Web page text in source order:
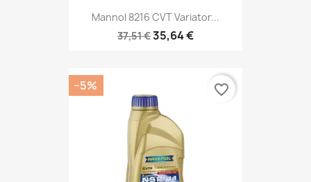
Mannol 8216 CVT Variator...
37,51 €35,64 €
−5% favorite_border